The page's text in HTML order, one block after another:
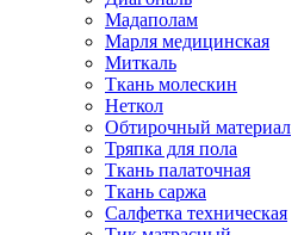
Мадаполам
Марля медицинская
Миткаль
Ткань молескин
Неткол
Обтирочный материал
Тряпка для пола
Ткань палаточная
Ткань саржа
Салфетка техническая